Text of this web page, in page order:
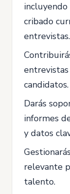
cribado
entrevistas.
entrevistas
candidatos.
Darás
informes
y datos
relevante
talento.